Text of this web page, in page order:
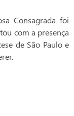
Consagrada foi
com a presença
de São Paulo e